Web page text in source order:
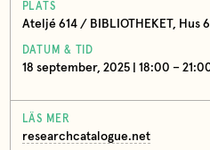
PLATS
Ateljé 614 / BIBLIOTHEKET, Hus 6
DATUM & TID
18 september, 2025 | 18:00 –
LÄS MER
researchcatalogue.net